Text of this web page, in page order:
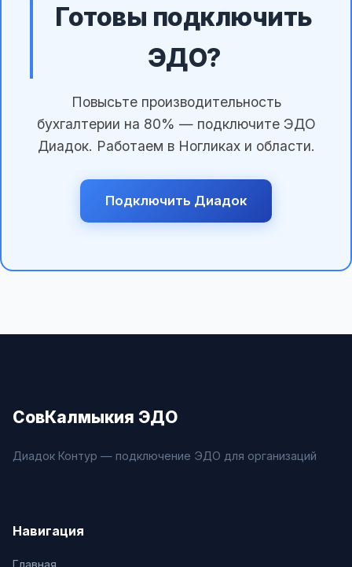
Готовы подключить
ЭДО?
Повысьте производительность
бухгалтерии на 80% — подключите ЭДО
Диадок. Работаем в Ногликах и области.
Подключить Диадок
СовКалмыкия ЭДО
Диадок Контур — подключение ЭДО для организаций
Навигация
Главная